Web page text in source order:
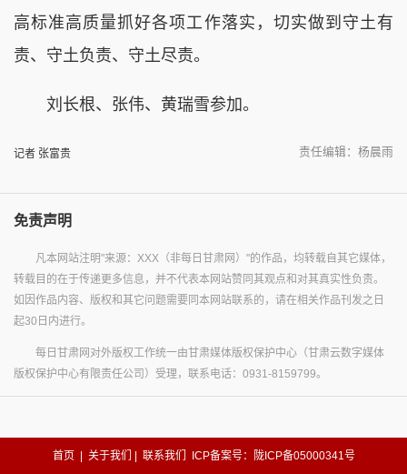
高标准高质量抓好各项工作落实，切实做到守土有
责、守土负责、守土尽责。
刘长根、张伟、黄瑞雪参加。
记者 张富贵 责任编辑：杨晨雨
免责声明
凡本网站注明"来源：XXX（非每日甘肃网）"的作品，均转载自其它媒体，
转载目的在于传递更多信息，并不代表本网站赞同其观点和对其真实性负责。
如因作品内容、版权和其它问题需要同本网站联系的，请在相关作品刊发之日
起30日内进行。
每日甘肃网对外版权工作统一由甘肃媒体版权保护中心（甘肃云数字媒体
版权保护中心有限责任公司）受理，联系电话：0931-8159799。
首页 关于我们 联系我们 ICP备案号：陇ICP备05000341号